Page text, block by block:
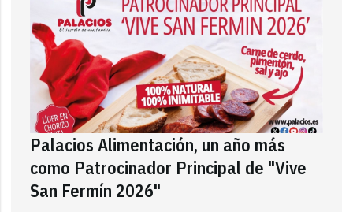
Palacios Alimentación, un año más
como Patrocinador Principal de "Vive
San Fermín 2026"